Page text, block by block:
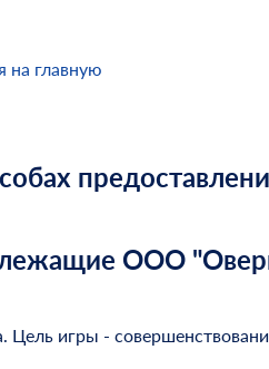
на главную
ООО
Цель игры -